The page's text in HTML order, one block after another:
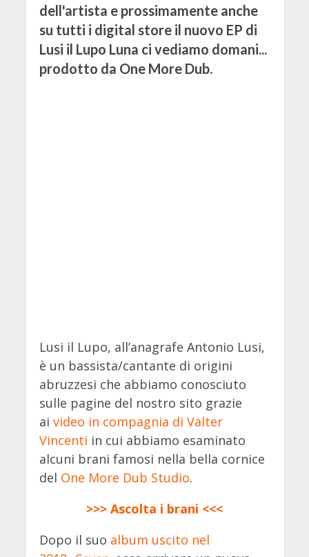
dell'artista e prossimamente anche
su tutti i digital store il nuovo EP di
Lusi il Lupo Luna ci vediamo domani...
prodotto da One More Dub.
Lusi il Lupo, all’anagrafe Antonio Lusi,
è un bassista/cantante di origini
abruzzesi che abbiamo conosciuto
sulle pagine del nostro sito grazie
ai video in compagnia di Valter
Vincenti in cui abbiamo esaminato
alcuni brani famosi nella bella cornice
del One More Dub Studio.
>>> Ascolta i brani <<<
Dopo il suo album uscito nel